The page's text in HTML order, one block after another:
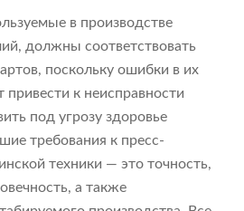
в производстве
должны соответствовать
поскольку ошибки в их
привести к неисправности
под угрозу здоровье
требования к пресс-
техники — это точность,
а также